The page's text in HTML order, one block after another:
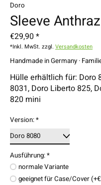
Doro
Sleeve
€29,90 *
*Inkl. MwSt. zzgl. Versandkosten
Handmade in Germany ·
Hülle erhältlich für:
8031, Doro Liberto 825,
820 mini
Version:*
Ausführung:*
normale Variante
geeignet für Case/Cover